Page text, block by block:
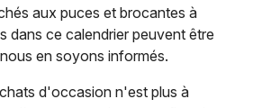
aux puces et brocantes à
dans ce calendrier peuvent être
en soyons informés.
d'occasion n'est plus à